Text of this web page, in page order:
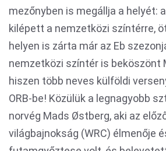
mezőnyben is megállja a helyét:
kilépett a nemzetközi színtérre,
helyen is zárta már az Eb
nemzetközi színtér is beköszönt
hiszen több neves külföldi
ORB-be! Közülük a legnagyobb
norvég Mads Østberg, aki az
világbajnokság (WRC) élmenője